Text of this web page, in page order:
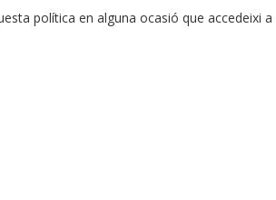
política en alguna ocasió que accedeixi a